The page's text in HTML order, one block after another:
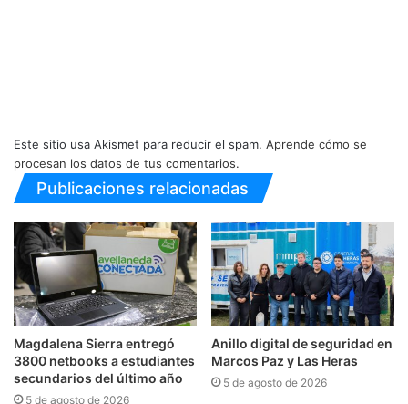
Este sitio usa Akismet para reducir el spam. Aprende cómo se
procesan los datos de tus comentarios.
Publicaciones relacionadas
Magdalena Sierra entregó
3800 netbooks a estudiantes
secundarios del último año
5 de agosto de 2026
Anillo digital de seguridad en
Marcos Paz y Las Heras
5 de agosto de 2026